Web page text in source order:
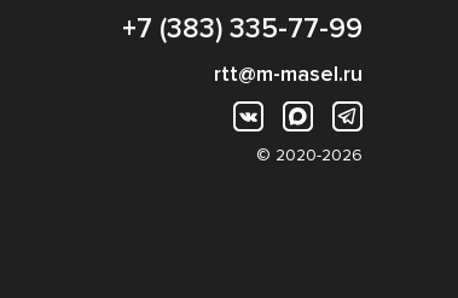
+7 (383) 335-77-99
rtt@m-masel.ru
© 2020-2026